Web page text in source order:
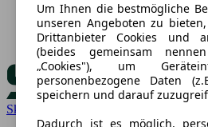
Skoda
Um Ihnen die bestmögliche
unseren Angeboten zu
Drittanbieter Cookies und
(beides gemeinsam
„Cookies"), um
personenbezogene Daten
speichern und darauf
Dadurch ist es möglich,